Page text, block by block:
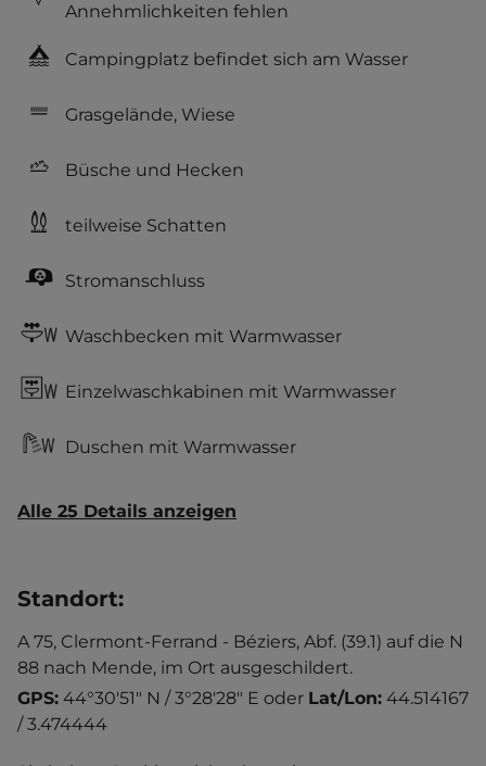
Annehmlichkeiten fehlen
Campingplatz befindet sich am Wasser
Grasgelände, Wiese
Büsche und Hecken
teilweise Schatten
Stromanschluss
Waschbecken mit Warmwasser
Einzelwaschkabinen mit Warmwasser
Duschen mit Warmwasser
Alle 25 Details anzeigen
Standort:
A 75, Clermont-Ferrand - Béziers, Abf. (39.1) auf die N
88 nach Mende, im Ort ausgeschildert.
GPS: 44°30'51" N / 3°28'28" E oder Lat/Lon: 44.514167
/ 3.474444